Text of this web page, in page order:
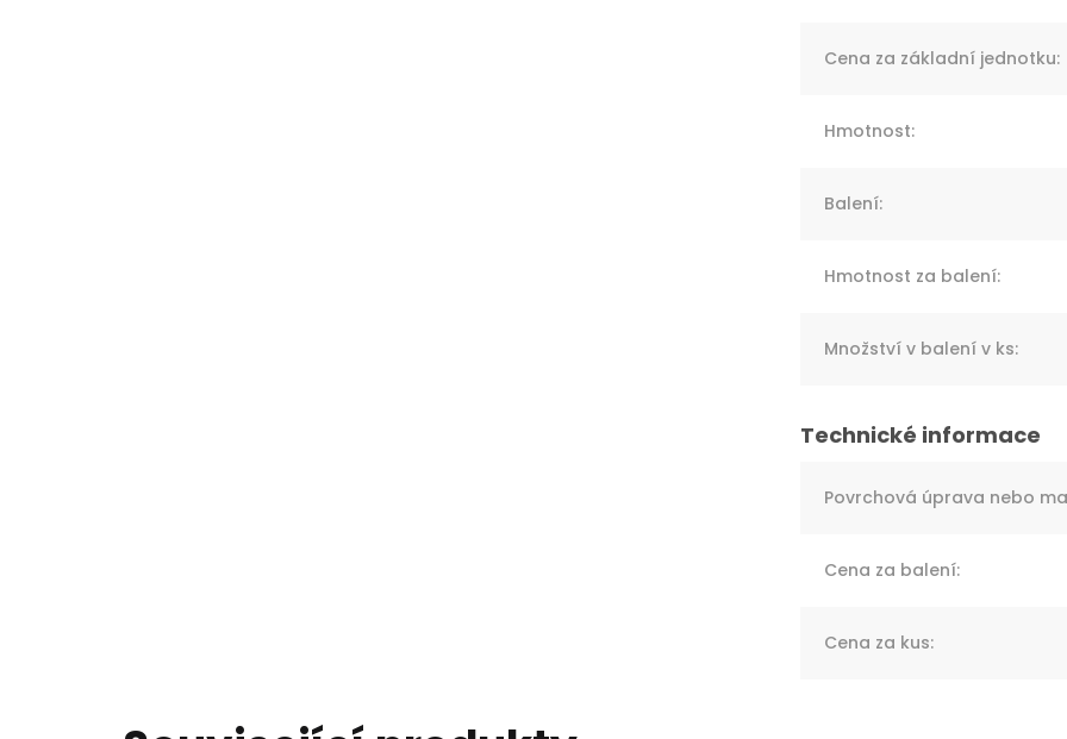
Cena za základní jednotku:
Hmotnost:
Balení:
Hmotnost za balení:
Množství v balení v ks:
Povrchová úprava nebo
Cena za balení:
Cena za kus: